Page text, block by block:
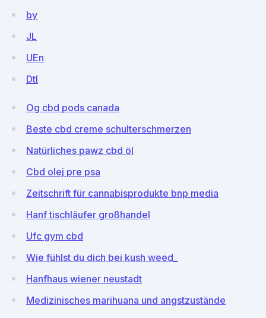
by
JL
UEn
DtI
Og cbd pods canada
Beste cbd creme schulterschmerzen
Natürliches pawz cbd öl
Cbd olej pre psa
Zeitschrift für cannabisprodukte bnp media
Hanf tischläufer großhandel
Ufc gym cbd
Wie fühlst du dich bei kush weed_
Hanfhaus wiener neustadt
Medizinisches marihuana und angstzustände